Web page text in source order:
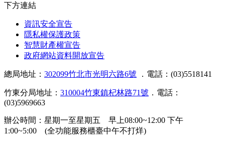
下方連結
資訊安全宣告
隱私權保護政策
智慧財產權宣告
政府網站資料開放宣告
總局地址： 302099竹北市光明六路6號 ．電話：(03)5518141
竹東分局地址： 310004竹東鎮杞林路71號 ．電話：
(03)5969663
辦公時間：星期一至星期五 早上08:00~12:00 下午
1:00~5:00 (全功能服務櫃臺中午不打烊)